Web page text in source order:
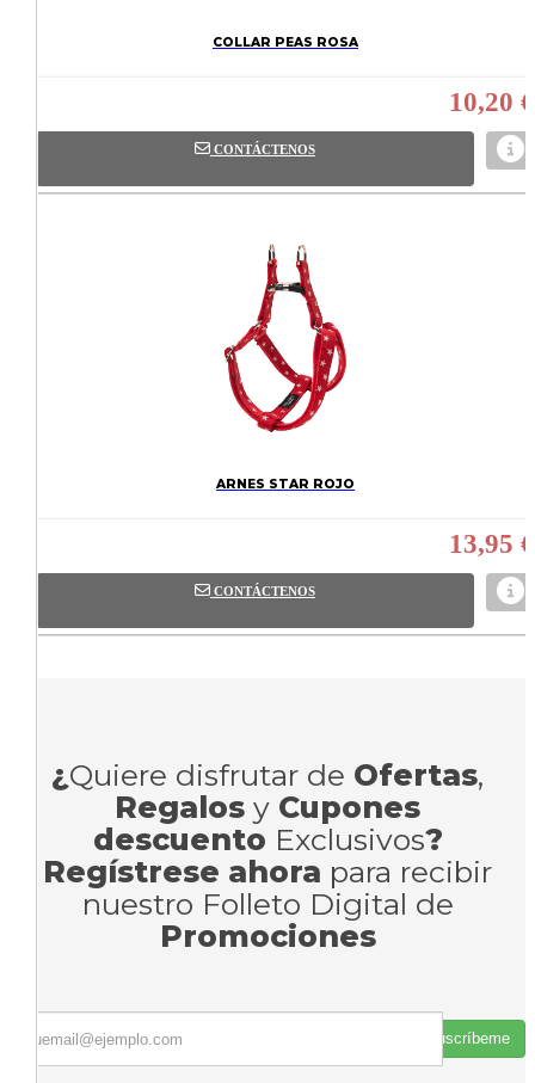
COLLAR PEAS ROSA
10,20 €
CONTÁCTENOS
ARNES STAR ROJO
13,95 €
CONTÁCTENOS
¿Quiere disfrutar de Ofertas,
Regalos y Cupones
descuento Exclusivos?
Regístrese ahora para recibir
nuestro Folleto Digital de
Promociones
Suscríbeme